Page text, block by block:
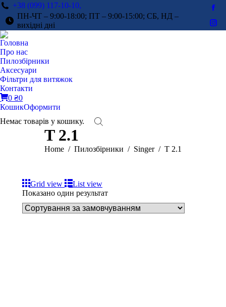
+38 (099) 117-10-10,
ПН-ЧТ – 9:00-18:00; ПТ – 9:00-15:00; СБ, НД –
вихідні дні
Головна
Про нас
Пилозбірники
Аксесуари
Фільтри для витяжок
Контакти
0 ₴0
КошикОформити
Немає товарів у кошику.
T 2.1
You are here:
Home Пилозбірники Singer T 2.1
Grid view
List view
Показано один результат